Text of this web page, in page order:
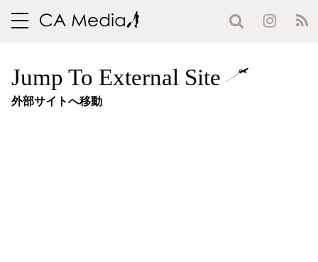
toggle
Jump To External Site
外部サイトへ移動